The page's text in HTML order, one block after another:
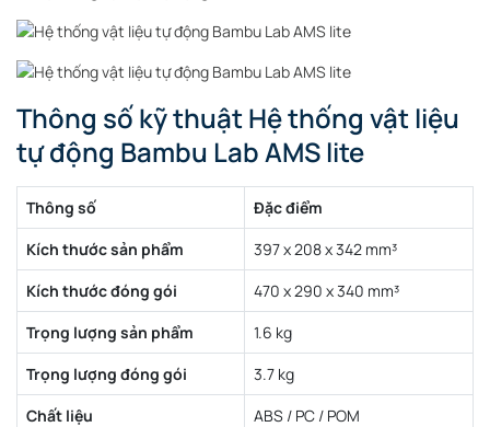
Thông số kỹ thuật Hệ thống vật liệu
tự động Bambu Lab AMS lite
Thông số
Đặc điểm
Kích thước sản phẩm
397 x 208 x 342 mm³
Kích thước đóng gói
470 x 290 x 340 mm³
Trọng lượng sản phẩm
1.6 kg
Trọng lượng đóng gói
3.7 kg
Chất liệu
ABS / PC / POM